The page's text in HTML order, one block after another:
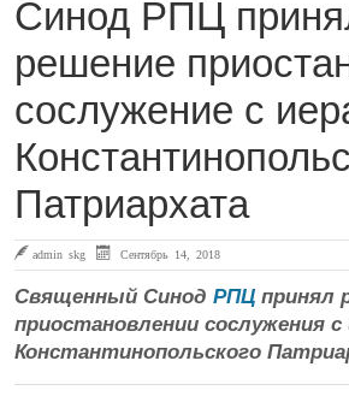
Синод РПЦ
решение
сослужение с
Патриархата
admin skg Сентябрь 14, 2018
Священный Синод РПЦ принял
приостановлении сослужения с
Константинопольского